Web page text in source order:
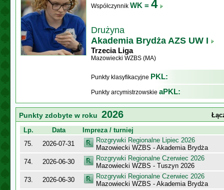
Współczynnik WK = 4
Drużyna
Akademia Brydża AZS UW I
Trzecia Liga
Mazowiecki WZBS (MA)
Punkty klasyfikacyjne PKL:
Punkty arcymistrzowskie aPKL:
Punkty zdobyte w roku 2026
Lp.
Data
Impreza / turniej
75.
2026-07-31
Rozgrywki Regionalne Lipiec 2026
Mazowiecki WZBS - Akademia Brydża
74.
2026-06-30
Rozgrywki Regionalne Czerwiec 2026
Mazowiecki WZBS - Tuszyn 2026
73.
2026-06-30
Rozgrywki Regionalne Czerwiec 2026
Mazowiecki WZBS - Akademia Brydża